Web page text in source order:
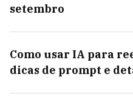
setembro
Como usar IA para
dicas de prompt e